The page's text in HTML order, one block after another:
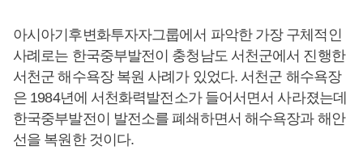
아시아기후변화투자자그룹에서 파악한 가장 구체적인
사례로는 한국중부발전이 충청남도 서천군에서 진행한
서천군 해수욕장 복원 사례가 있었다. 서천군 해수욕장
은 1984년에 서천화력발전소가 들어서면서 사라졌는데
한국중부발전이 발전소를 폐쇄하면서 해수욕장과 해안
선을 복원한 것이다.